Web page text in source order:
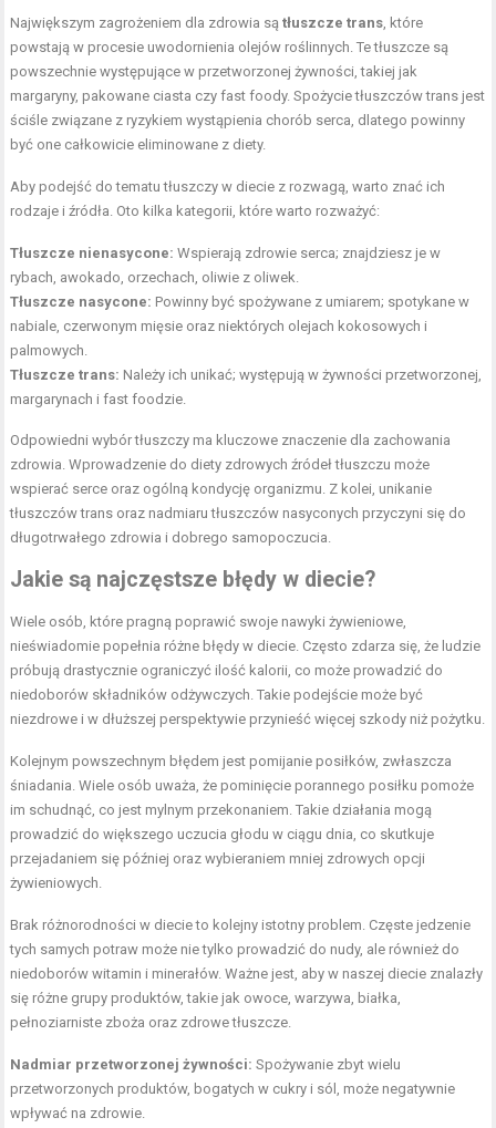
Największym zagrożeniem dla zdrowia sątłuszcze trans, które
powstają w procesie uwodornienia olejów roślinnych. Te tłuszcze są
powszechnie występujące w przetworzonej żywności, takiej jak
margaryny, pakowane ciasta czy fast foody. Spożycie tłuszczów trans jest
ściśle związane z ryzykiem wystąpienia chorób serca, dlatego powinny
być one całkowicie eliminowane z diety.
Aby podejść do tematu tłuszczy w diecie z rozwagą, warto znać ich
rodzaje i źródła. Oto kilka kategorii, które warto rozważyć:
Tłuszcze nienasycone: Wspierają zdrowie serca; znajdziesz je w
rybach, awokado, orzechach, oliwie z oliwek.
Tłuszcze nasycone: Powinny być spożywane z umiarem; spotykane w
nabiale, czerwonym mięsie oraz niektórych olejach kokosowych i
palmowych.
Tłuszcze trans: Należy ich unikać; występują w żywności przetworzonej,
margarynach i fast foodzie.
Odpowiedni wybór tłuszczy ma kluczowe znaczenie dla zachowania
zdrowia. Wprowadzenie do diety zdrowych źródeł tłuszczu może
wspierać serce oraz ogólną kondycję organizmu. Z kolei, unikanie
tłuszczów trans oraz nadmiaru tłuszczów nasyconych przyczyni się do
długotrwałego zdrowia i dobrego samopoczucia.
Jakie są najczęstsze błędy w diecie?
Wiele osób, które pragną poprawić swoje nawyki żywieniowe,
nieświadomie popełnia różne błędy w diecie. Często zdarza się, że ludzie
próbują drastycznie ograniczyć ilość kalorii, co może prowadzić do
niedoborów składników odżywczych. Takie podejście może być
niezdrowe i w dłuższej perspektywie przynieść więcej szkody niż pożytku.
Kolejnym powszechnym błędem jest pomijanie posiłków, zwłaszcza
śniadania. Wiele osób uważa, że pominięcie porannego posiłku pomoże
im schudnąć, co jest mylnym przekonaniem. Takie działania mogą
prowadzić do większego uczucia głodu w ciągu dnia, co skutkuje
przejadaniem się później oraz wybieraniem mniej zdrowych opcji
żywieniowych.
Brak różnorodności w diecie to kolejny istotny problem. Częste jedzenie
tych samych potraw może nie tylko prowadzić do nudy, ale również do
niedoborów witamin i minerałów. Ważne jest, aby w naszej diecie znalazły
się różne grupy produktów, takie jak owoce, warzywa, białka,
pełnoziarniste zboża oraz zdrowe tłuszcze.
Nadmiar przetworzonej żywności: Spożywanie zbyt wielu
przetworzonych produktów, bogatych w cukry i sól, może negatywnie
wpływać na zdrowie.